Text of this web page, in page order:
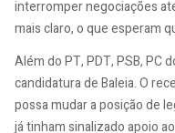
interromper negociações
mais claro, o que esperam
Além do PT, PDT, PSB, PC
candidatura de Baleia. O
possa mudar a posição de
já tinham sinalizado apoio